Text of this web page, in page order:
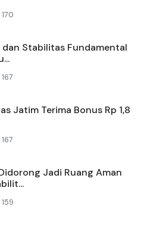
170
dan Stabilitas Fundamental
167
Jatim Terima Bonus Rp 1,8
167
Jadi Ruang Aman
159